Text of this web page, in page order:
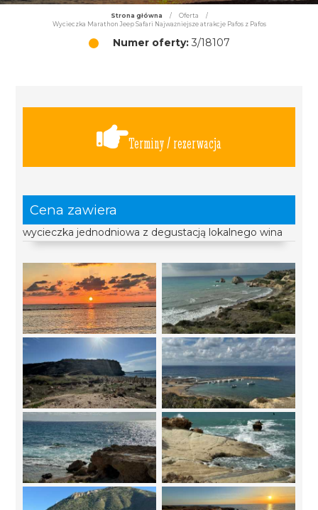
Strona główna / Oferta
/
Wycieczka Marathon Jeep Safari Najważniejsze atrakcje Pafos z Pafos
Numer oferty:3/18107
Terminy / rezerwacja
Cena zawiera
wycieczka jednodniowa z degustacją lokalnego wina